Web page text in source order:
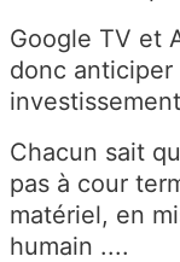
Google TV et
donc
Chacun sait
pas à cour
matériel, en
humain ....